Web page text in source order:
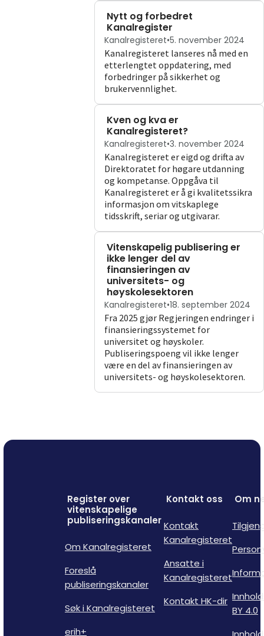
Nytt og forbedret
Kanalregister
Kanalregisteret•5. november 2024
Kanalregisteret lanseres nå med en
etterlengtet oppdatering, med
forbedringer på sikkerhet og
brukervennlighet.
Kven og kva er
Kanalregisteret?
Kanalregisteret•3. november 2024
Kanalregisteret er eigd og drifta av
Direktoratet for høgare utdanning
og kompetanse. Oppgåva til
Kanalregisteret er å gi kvalitetssikra
informasjon om vitskaplege
tidsskrift, seriar og utgivarar.
Vitenskapelig publisering er
ikke lenger del av
finansieringen av
universitets- og
høyskolesektoren
Kanalregisteret•18. september 2024
Fra 2025 gjør Regjeringen endringer i
finansieringssystemet for
universitet og høyskoler.
Publiseringspoeng vil ikke lenger
være en del av finansieringen av
universitets- og høyskolesektoren.
Register over
vitenskapelige
publiseringskanaler
Om Kanalregisteret
Foreslå
publiseringskanaler
Søk i Kanalregisteret
erih+
Kontakt oss
Kontakt
Kanalregisteret
Ansatte i
Kanalregisteret
Kontakt HK-dir
Om
BY 4.0